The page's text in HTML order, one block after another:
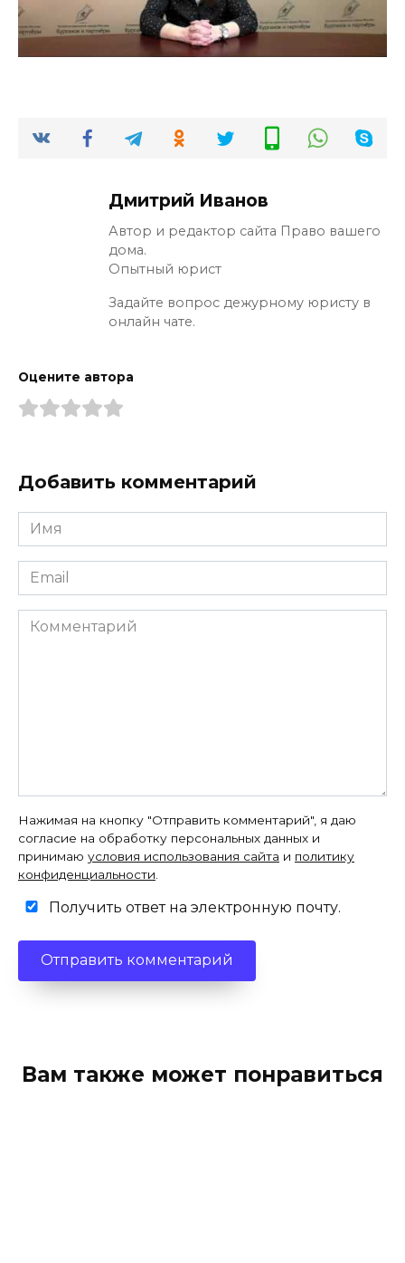
Дмитрий Иванов
Автор и редактор сайта Право вашего
дома.
Опытный юрист
Задайте вопрос дежурному юристу в
онлайн чате.
Оцените автора
Добавить комментарий
Имя
*
Email
*
Комментарий
Нажимая на кнопку "Отправить комментарий", я даю
согласие на обработку персональных данных и
принимаю условия использования сайта и политику
конфиденциальности
Получить ответ на электронную почту.
Вам также может понравиться